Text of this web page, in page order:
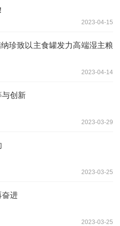
2023-04-15
珍致以主食罐发力高端湿主粮
2023-04-14
与创新
2023-03-29
2023-03-25
奋进
2023-03-25